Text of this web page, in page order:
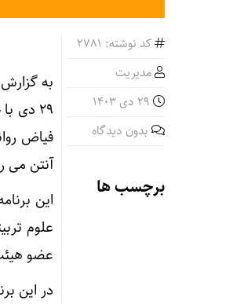
کد نوشته: 2781
مدیریت
بدون دیدگاه
برچسب ها
به
۲۹
فیاض
آنتن می
علوم
عضو
در این